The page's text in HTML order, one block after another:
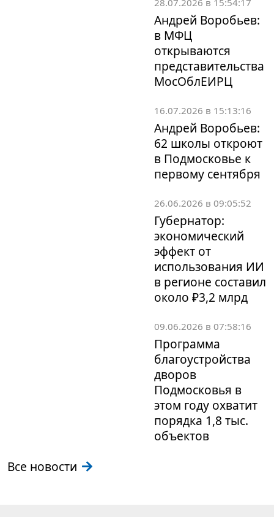
Андрей Воробьев:
в МФЦ
открываются
представительства
МосОблЕИРЦ
16.07.2026 в 15:13:16
Андрей Воробьев:
62 школы откроют
в Подмосковье к
первому сентября
26.06.2026 в 09:05:52
Губернатор:
экономический
эффект от
использования ИИ
в регионе составил
около ₽3,2 млрд
09.06.2026 в 07:58:16
Программа
благоустройства
дворов
Подмосковья в
этом году охватит
порядка 1,8 тыс.
объектов
Все новости